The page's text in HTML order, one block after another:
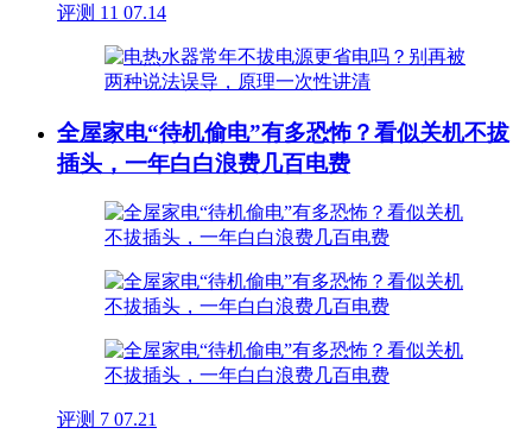
评测 11 07.14
全屋家电“待机偷电”有多恐怖？看似关机不拔
插头，一年白白浪费几百电费
评测 7 07.21